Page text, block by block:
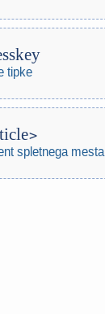
tipke
spletnega mesta